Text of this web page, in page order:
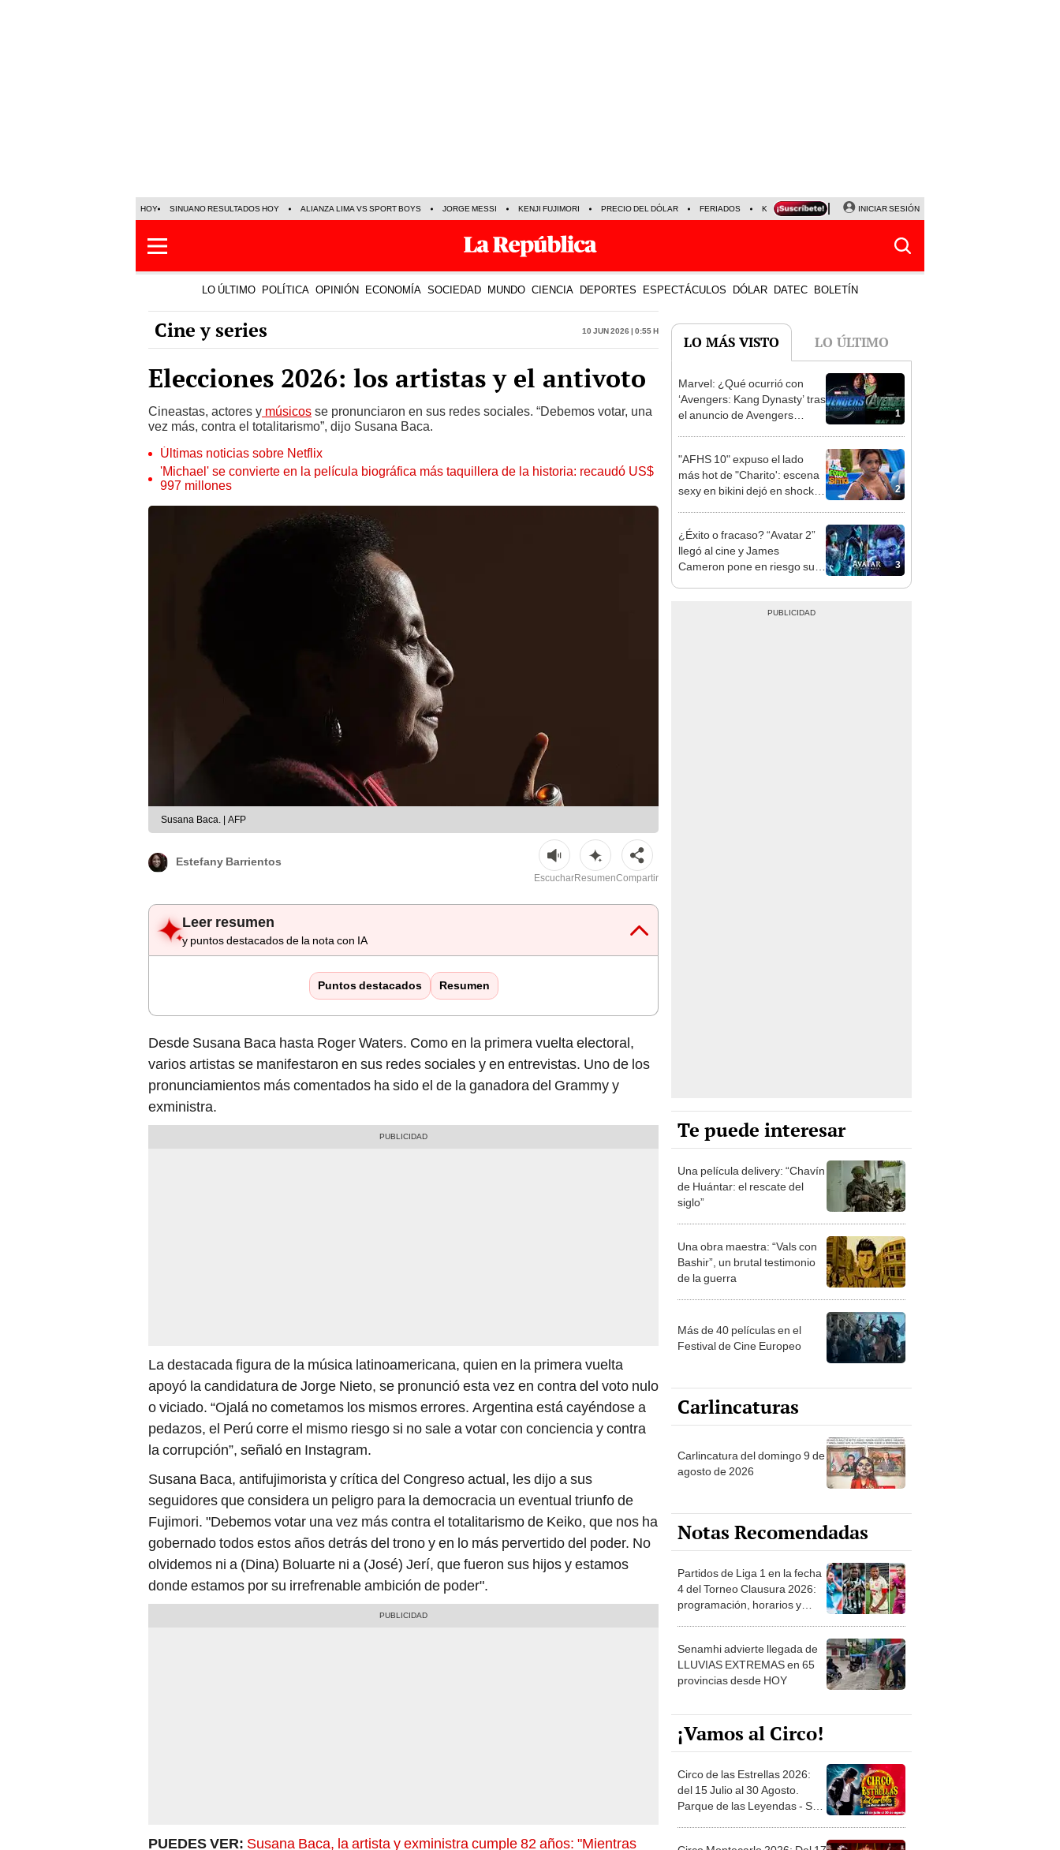
HOY SINUANO RESULTADOS HOY ALIANZA LIMA VS SPORT BOYS JORGE MESSI KENJI FUJIMORI PRECIO DEL DÓLAR FERIADOS KEIKO FUJIMORI NALDY SALDAÑA
INICIAR SESIÓN
LO ÚLTIMO POLÍTICA OPINIÓN ECONOMÍA SOCIEDAD MUNDO CIENCIA DEPORTES ESPECTÁCULOS DÓLAR DATEC BOLETÍN
Cine y series 10 Jun 2026 | 0:55 h
Elecciones 2026: los artistas y el antivoto
Cineastas, actores y músicos se pronunciaron en sus redes sociales. “Debemos votar, una
vez más, contra el totalitarismo”, dijo Susana Baca.
Últimas noticias sobre Netflix
'Michael' se convierte en la película biográfica más taquillera de la historia: recaudó US$
997 millones
Susana Baca. | AFP
Estefany Barrientos
EscucharResumenCompartir
Leer resumen
y puntos destacados de la nota con IA
Puntos destacados Resumen
Desde Susana Baca hasta Roger Waters. Como en la primera vuelta electoral,
varios artistas se manifestaron en sus redes sociales y en entrevistas. Uno de los
pronunciamientos más comentados ha sido el de la ganadora del Grammy y
exministra.
La destacada figura de la música latinoamericana, quien en la primera vuelta
apoyó la candidatura de Jorge Nieto, se pronunció esta vez en contra del voto nulo
o viciado. “Ojalá no cometamos los mismos errores. Argentina está cayéndose a
pedazos, el Perú corre el mismo riesgo si no sale a votar con conciencia y contra
la corrupción”, señaló en Instagram.
Susana Baca, antifujimorista y crítica del Congreso actual, les dijo a sus
seguidores que considera un peligro para la democracia un eventual triunfo de
Fujimori. "Debemos votar una vez más contra el totalitarismo de Keiko, que nos ha
gobernado todos estos años detrás del trono y en lo más pervertido del poder. No
olvidemos ni a (Dina) Boluarte ni a (José) Jerí, que fueron sus hijos y estamos
donde estamos por su irrefrenable ambición de poder".
PUEDES VER: Susana Baca, la artista y exministra cumple 82 años: "Mientras
LO MÁS VISTO LO ÚLTIMO
1
Marvel: ¿Qué ocurrió con
‘Avengers: Kang Dynasty’ tras
el anuncio de Avengers
2
"AFHS 10" expuso el lado
más hot de "Charito': escena
sexy en bikini dejó en shock a
3
¿Éxito o fracaso? “Avatar 2”
llegó al cine y James
Cameron pone en riesgo su
Te puede interesar
Una película delivery: “Chavín
de Huántar: el rescate del
siglo”
Una obra maestra: “Vals con
Bashir”, un brutal testimonio
de la guerra
Más de 40 películas en el
Festival de Cine Europeo
Carlincaturas
Carlincatura del domingo 9 de
agosto de 2026
Notas Recomendadas
Partidos de Liga 1 en la fecha
4 del Torneo Clausura 2026:
programación, horarios y
Senamhi advierte llegada de
LLUVIAS EXTREMAS en 65
provincias desde HOY
¡Vamos al Circo!
Circo de las Estrellas 2026:
del 15 Julio al 30 Agosto.
Parque de las Leyendas - San